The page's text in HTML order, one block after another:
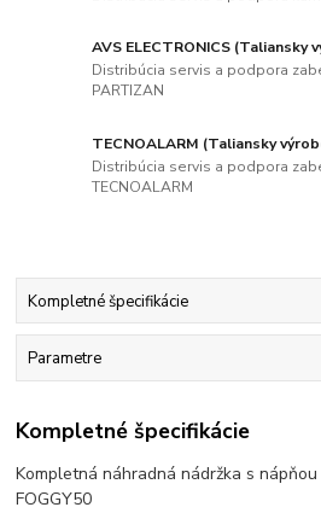
AVS ELECTRONICS (Taliansky
Distribúcia servis a podpora
PARTIZAN
TECNOALARM (Taliansky
Distribúcia servis a podpora
TECNOALARM
Kompletné špecifikácie
Parametre
Kompletné špecifikácie
Kompletná náhradná nádržka s
FOGGY50